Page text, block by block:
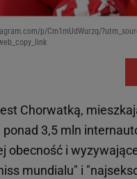
p/Cm1mUdWurzq/
Chorwatką,
3,5 mln
obecność i
mundialu" i